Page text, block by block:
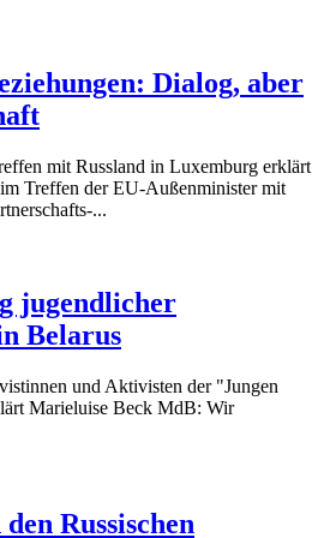
Dialog, aber
mit Russland in Luxemburg erklärt
Treffen der EU-Außenminister mit
...
jugendlicher
Belarus
und Aktivisten der "Jungen
Marieluise Beck MdB: Wir
Russischen